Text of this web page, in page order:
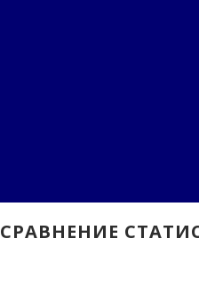
СРАВНЕНИЕ